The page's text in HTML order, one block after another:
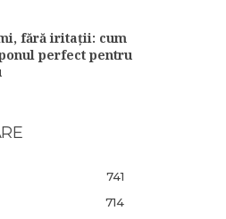
fără iritații: cum
perfect pentru
741
714